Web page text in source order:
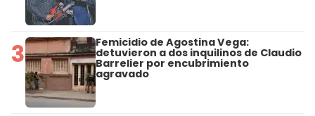
3 Femicidio de Agostina Vega:
detuvieron a dos inquilinos de Claudio
Barrelier por encubrimiento
agravado